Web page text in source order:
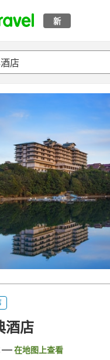
新
论亮点
酒店
在地图上查看